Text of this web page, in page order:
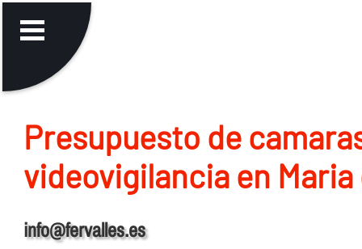
Presupuesto de
videovigilancia en Maria
info@fervalles.es